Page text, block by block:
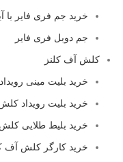
خرید جم فری فایر با
جم دوبل فری فایر
کلش آف کلنز
خرید بلیت مینی
خرید بلیت رویداد
خرید بلیط طلایی
خرید کارگر کلش آف